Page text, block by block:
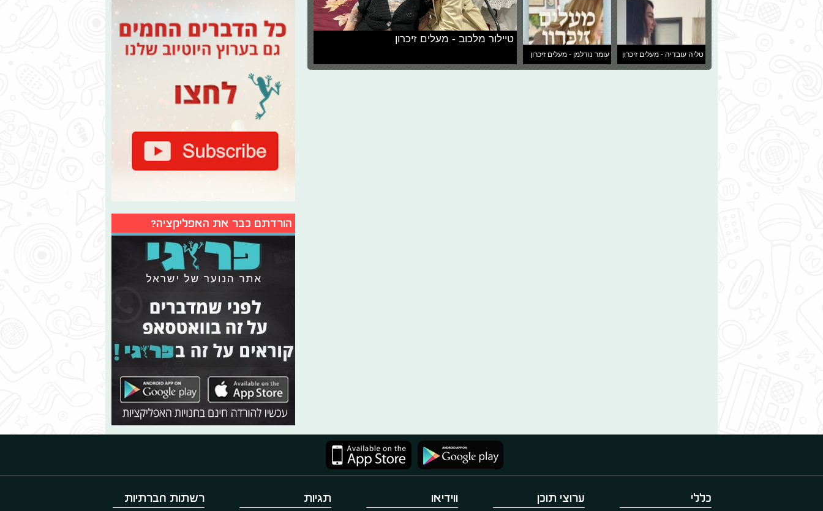
טליה עובדיה - מעלים זיכרון עומר נודלמן - מעלים זיכרון
טיילור מלכוב - מעלים זיכרון
הורדתם כבר את האפליקציה?
כללי ערוצי תוכן ווידיאו תגיות רשתות חברתיות